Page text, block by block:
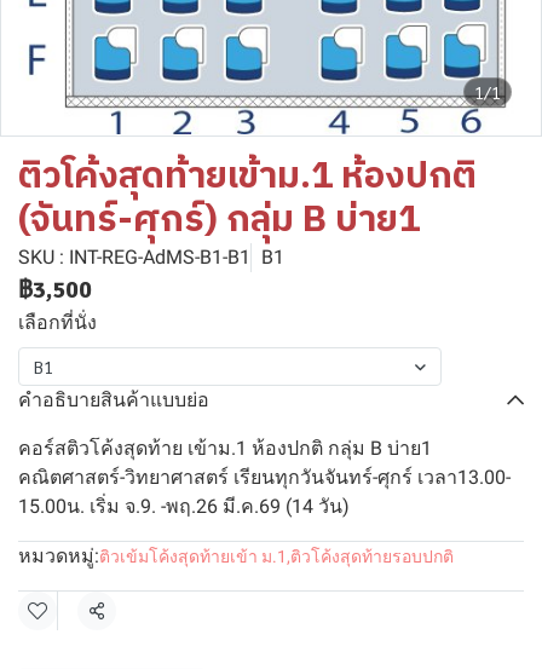
1/1
ติวโค้งสุดท้ายเข้าม.1 ห้องปกติ
(จันทร์-ศุกร์) กลุ่ม B บ่าย1
SKU : INT-REG-AdMS-B1-B1 B1
฿3,500
เลือกที่นั่ง
B1
คำอธิบายสินค้าแบบย่อ
คอร์สติวโค้งสุดท้าย เข้าม.1 ห้องปกติ กลุ่ม B บ่าย1
คณิตศาสตร์-วิทยาศาสตร์ เรียนทุกวันจันทร์-ศุกร์ เวลา13.00-
15.00น. เริ่ม จ.9. -พฤ.26 มี.ค.69 (14 วัน)
หมวดหมู่:ติวเข้มโค้งสุดท้ายเข้า ม.1 ,ติวโค้งสุดท้ายรอบปกติ
แชร์